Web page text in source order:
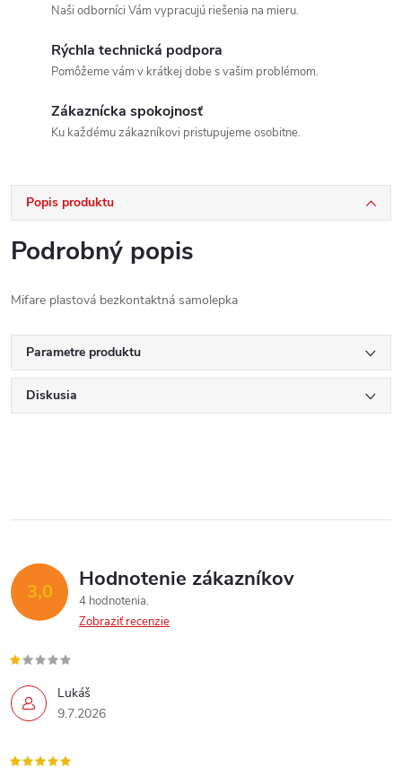
Naši odborníci Vám vypracujú riešenia na mieru.
Rýchla technická podpora
Pomôžeme vám v krátkej dobe s vašim problémom.
Zákaznícka spokojnosť
Ku každému zákazníkovi pristupujeme osobitne.
Popis produktu
Podrobný popis
Mifare plastová bezkontaktná samolepka
Parametre produktu
Diskusia
3,0 Hodnotenie zákazníkov
4 hodnotenia
Zobraziť recenzie
Lukáš
9.7.2026